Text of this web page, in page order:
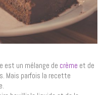
est un mélange de crème et de
Mais parfois la recette